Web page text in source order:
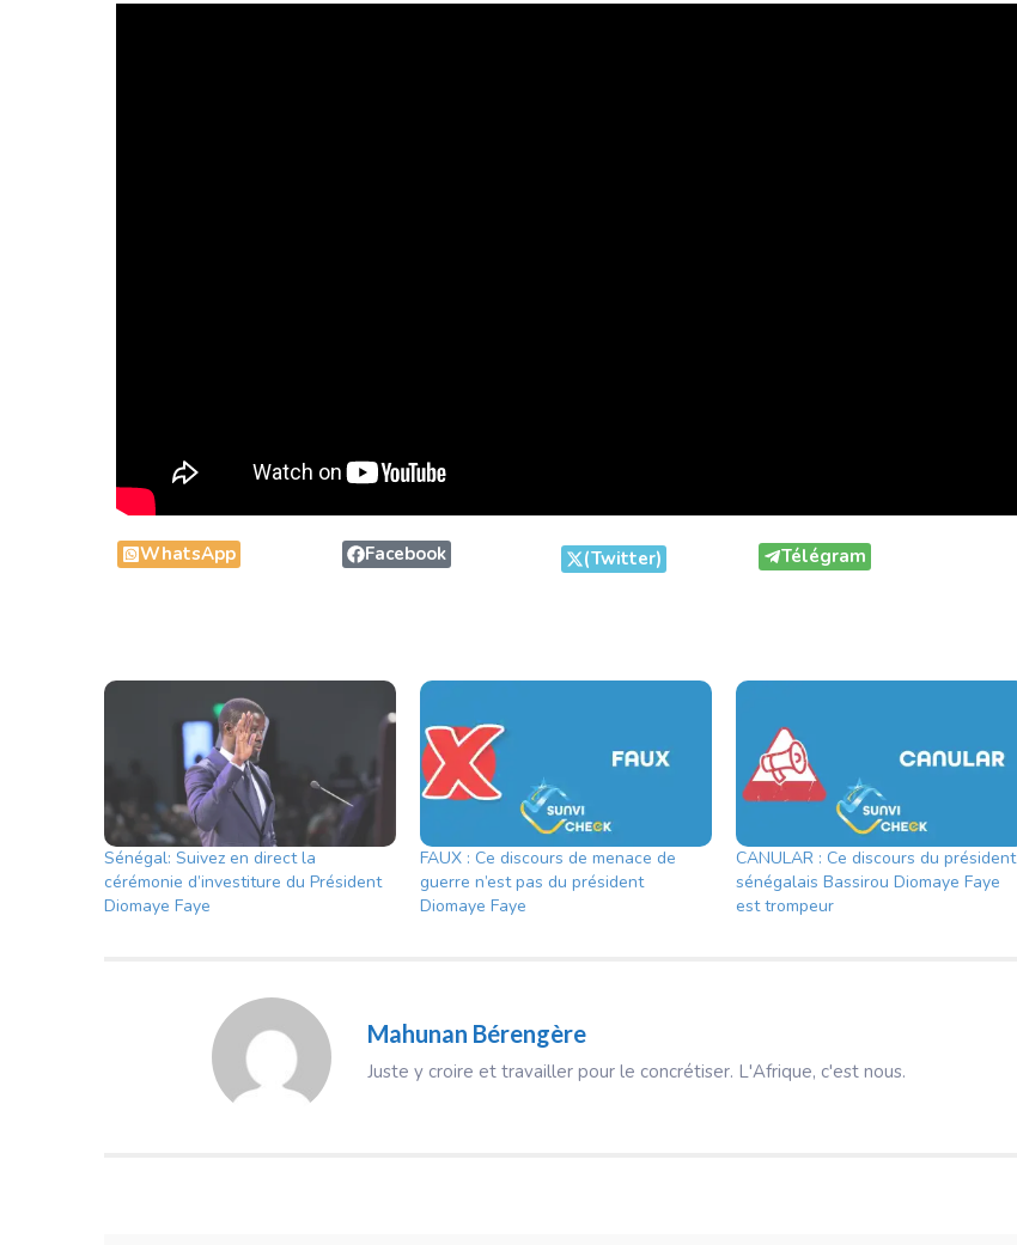
WhatsApp Facebook (Twitter) Télégram
Sénégal: Suivez en direct la
cérémonie d’investiture du Président
Diomaye Faye
FAUX : Ce discours de menace de
guerre n’est pas du président
Diomaye Faye
CANULAR : Ce discours du président
sénégalais Bassirou Diomaye Faye
est trompeur
Mahunan Bérengère
Juste y croire et travailler pour le concrétiser. L'Afrique, c'est nous.